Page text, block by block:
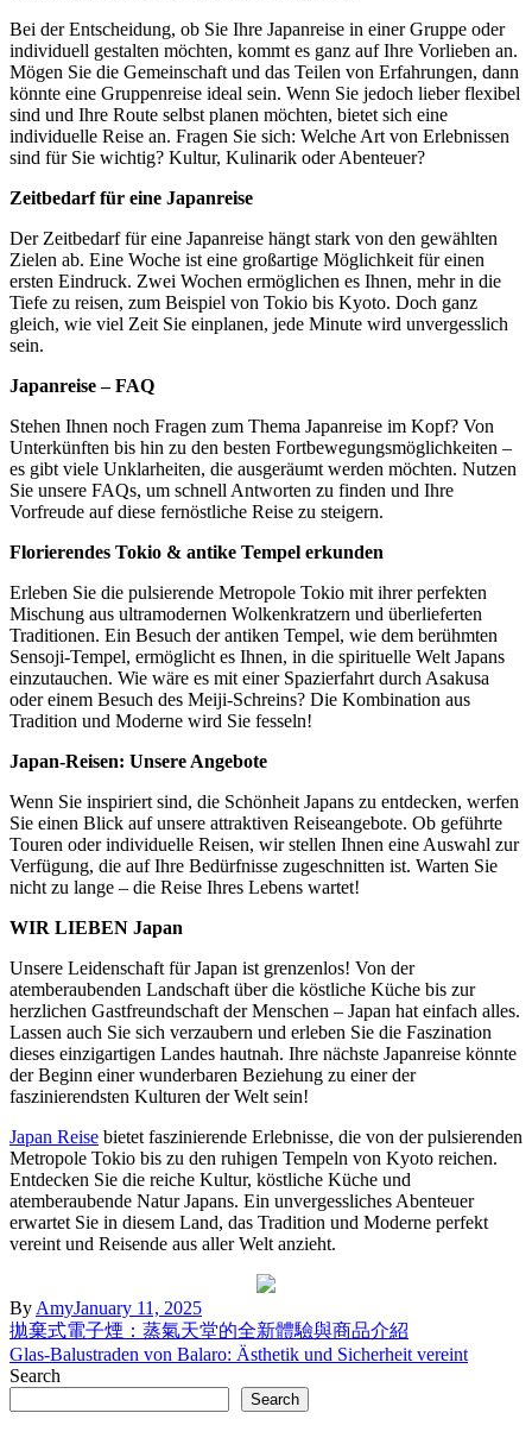
Bei der Entscheidung, ob Sie Ihre Japanreise in einer Gruppe oder
individuell gestalten möchten, kommt es ganz auf Ihre Vorlieben an.
Mögen Sie die Gemeinschaft und das Teilen von Erfahrungen, dann
könnte eine Gruppenreise ideal sein. Wenn Sie jedoch lieber flexibel
sind und Ihre Route selbst planen möchten, bietet sich eine
individuelle Reise an. Fragen Sie sich: Welche Art von Erlebnissen
sind für Sie wichtig? Kultur, Kulinarik oder Abenteuer?
Zeitbedarf für eine Japanreise
Der Zeitbedarf für eine Japanreise hängt stark von den gewählten
Zielen ab. Eine Woche ist eine großartige Möglichkeit für einen
ersten Eindruck. Zwei Wochen ermöglichen es Ihnen, mehr in die
Tiefe zu reisen, zum Beispiel von Tokio bis Kyoto. Doch ganz
gleich, wie viel Zeit Sie einplanen, jede Minute wird unvergesslich
sein.
Japanreise – FAQ
Stehen Ihnen noch Fragen zum Thema Japanreise im Kopf? Von
Unterkünften bis hin zu den besten Fortbewegungsmöglichkeiten –
es gibt viele Unklarheiten, die ausgeräumt werden möchten. Nutzen
Sie unsere FAQs, um schnell Antworten zu finden und Ihre
Vorfreude auf diese fernöstliche Reise zu steigern.
Florierendes Tokio & antike Tempel erkunden
Erleben Sie die pulsierende Metropole Tokio mit ihrer perfekten
Mischung aus ultramodernen Wolkenkratzern und überlieferten
Traditionen. Ein Besuch der antiken Tempel, wie dem berühmten
Sensoji-Tempel, ermöglicht es Ihnen, in die spirituelle Welt Japans
einzutauchen. Wie wäre es mit einer Spazierfahrt durch Asakusa
oder einem Besuch des Meiji-Schreins? Die Kombination aus
Tradition und Moderne wird Sie fesseln!
Japan-Reisen: Unsere Angebote
Wenn Sie inspiriert sind, die Schönheit Japans zu entdecken, werfen
Sie einen Blick auf unsere attraktiven Reiseangebote. Ob geführte
Touren oder individuelle Reisen, wir stellen Ihnen eine Auswahl zur
Verfügung, die auf Ihre Bedürfnisse zugeschnitten ist. Warten Sie
nicht zu lange – die Reise Ihres Lebens wartet!
WIR LIEBEN Japan
Unsere Leidenschaft für Japan ist grenzenlos! Von der
atemberaubenden Landschaft über die köstliche Küche bis zur
herzlichen Gastfreundschaft der Menschen – Japan hat einfach alles.
Lassen auch Sie sich verzaubern und erleben Sie die Faszination
dieses einzigartigen Landes hautnah. Ihre nächste Japanreise könnte
der Beginn einer wunderbaren Beziehung zu einer der
faszinierendsten Kulturen der Welt sein!
Japan Reise bietet faszinierende Erlebnisse, die von der pulsierenden
Metropole Tokio bis zu den ruhigen Tempeln von Kyoto reichen.
Entdecken Sie die reiche Kultur, köstliche Küche und
atemberaubende Natur Japans. Ein unvergessliches Abenteuer
erwartet Sie in diesem Land, das Tradition und Moderne perfekt
vereint und Reisende aus aller Welt anzieht.
By AmyJanuary 11, 2025
Post
navigation
拋棄式電子煙：蒸氣天堂的全新體驗與商品介紹
Glas-Balustraden von Balaro: Ästhetik und Sicherheit vereint
Search
Search